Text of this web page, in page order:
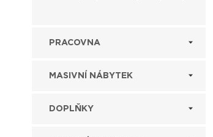
PRACOVNA
MASIVNÍ NÁBYTEK
DOPLŇKY